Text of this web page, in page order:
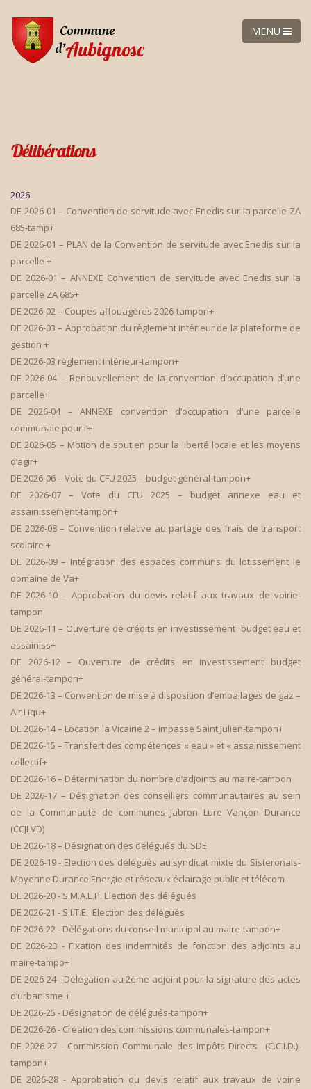
MENU
Délibérations
2026
DE 2026-01 – Convention de servitude avec Enedis sur la parcelle ZA
685-tamp+
DE 2026-01 – PLAN de la Convention de servitude avec Enedis sur la
parcelle +
DE 2026-01 – ANNEXE Convention de servitude avec Enedis sur la
parcelle ZA 685+
DE 2026-02 – Coupes affouagères 2026-tampon+
DE 2026-03 – Approbation du règlement intérieur de la plateforme de
gestion +
DE 2026-03 règlement intérieur-tampon+
DE 2026-04 – Renouvellement de la convention d’occupation d’une
parcelle+
DE 2026-04 – ANNEXE convention d’occupation d’une parcelle
communale pour l’+
DE 2026-05 – Motion de soutien pour la liberté locale et les moyens
d’agir+
DE 2026-06 – Vote du CFU 2025 – budget général-tampon+
DE 2026-07 – Vote du CFU 2025 – budget annexe eau et
assainissement-tampon+
DE 2026-08 – Convention relative au partage des frais de transport
scolaire +
DE 2026-09 – Intégration des espaces communs du lotissement le
domaine de Va+
DE 2026-10 – Approbation du devis relatif aux travaux de voirie-
tampon
DE 2026-11 – Ouverture de crédits en investissement budget eau et
assainiss+
DE 2026-12 – Ouverture de crédits en investissement budget
général-tampon+
DE 2026-13 – Convention de mise à disposition d’emballages de gaz –
Air Liqu+
DE 2026-14 – Location la Vicairie 2 – impasse Saint Julien-tampon+
DE 2026-15 – Transfert des compétences « eau » et « assainissement
collectif+
DE 2026-16 – Détermination du nombre d’adjoints au maire-tampon
DE 2026-17 – Désignation des conseillers communautaires au sein
de la Communauté de communes Jabron Lure Vançon Durance
(CCJLVD)
DE 2026-18 – Désignation des délégués du SDE
DE 2026-19 - Election des délégués au syndicat mixte du Sisteronais-
Moyenne Durance Energie et réseaux éclairage public et télécom
DE 2026-20 - S.M.A.E.P. Election des délégués
DE 2026-21 - S.I.T.E. Election des délégués
DE 2026-22 - Délégations du conseil municipal au maire-tampon+
DE 2026-23 - Fixation des indemnités de fonction des adjoints au
maire-tampo+
DE 2026-24 - Délégation au 2ème adjoint pour la signature des actes
d’urbanisme +
DE 2026-25 - Désignation de délégués-tampon+
DE 2026-26 - Création des commissions communales-tampon+
DE 2026-27 - Commission Communale des Impôts Directs (C.C.I.D.)-
tampon+
DE 2026-28 - Approbation du devis relatif aux travaux de voirie